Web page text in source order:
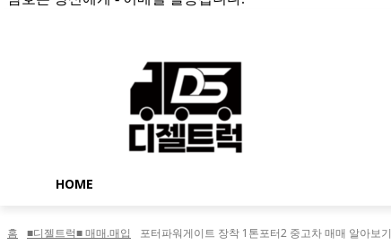
HOME
홈 ■디젤트럭■ 매매.매입 포터파워게이트 장착 1톤포터2 중고차 매매 알아보기